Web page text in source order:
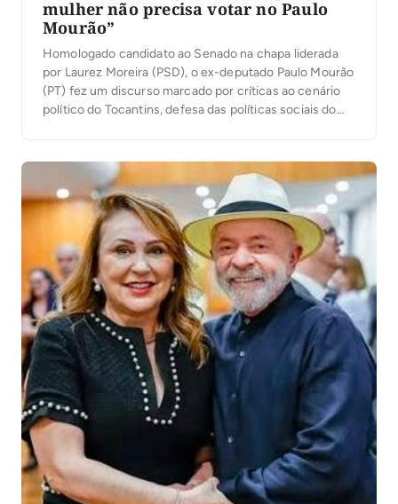
mulher não precisa votar no Paulo
Mourão”
Homologado candidato ao Senado na chapa liderada
por Laurez Moreira (PSD), o ex-deputado Paulo Mourão
(PT) fez um discurso marcado por críticas ao cenário
político do Tocantins, defesa das políticas sociais do
conclamou os apoiadores a transformar a […]